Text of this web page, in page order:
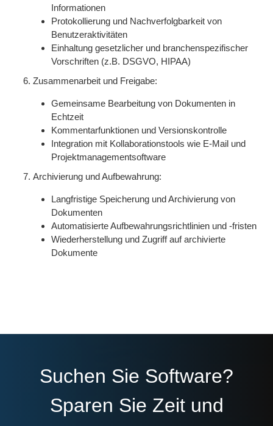
Informationen
Protokollierung und Nachverfolgbarkeit von
Benutzeraktivitäten
Einhaltung gesetzlicher und branchenspezifischer
Vorschriften (z.B. DSGVO, HIPAA)
Zusammenarbeit und Freigabe:
Gemeinsame Bearbeitung von Dokumenten in
Echtzeit
Kommentarfunktionen und Versionskontrolle
Integration mit Kollaborationstools wie E-Mail und
Projektmanagementsoftware
Archivierung und Aufbewahrung:
Langfristige Speicherung und Archivierung von
Dokumenten
Automatisierte Aufbewahrungsrichtlinien und -fristen
Wiederherstellung und Zugriff auf archivierte
Dokumente
Suchen Sie Software?
Sparen Sie Zeit und